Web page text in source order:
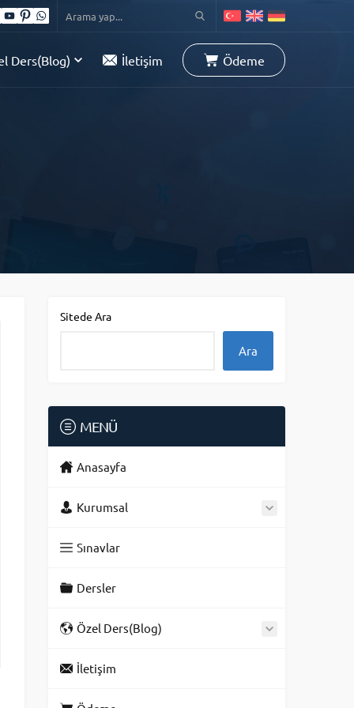
Ders(Blog) İletişim Ödeme
Sitede Ara
MENÜ
Anasayfa
Kurumsal
Sınavlar
Dersler
Özel Ders(Blog)
İletişim